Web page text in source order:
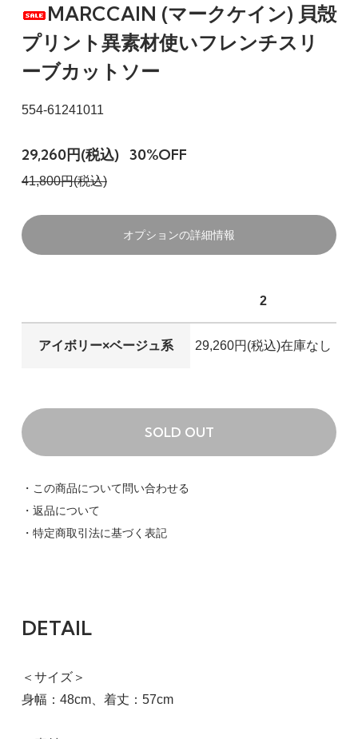
MARCCAIN (マークケイン) 貝殻
プリント異素材使いフレンチスリ
ーブカットソー
554-61241011
29,260円(税込) 30%OFF
41,800円(税込)
オプションの詳細情報
2
アイボリー×ベージュ系 29,260円(税込)在庫なし
SOLD OUT
・この商品について問い合わせる
・返品について
・特定商取引法に基づく表記
DETAIL
＜サイズ＞
身幅：48cm、着丈：57cm